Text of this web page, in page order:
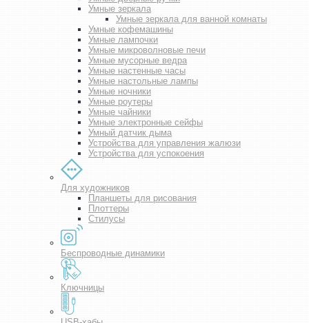
Умные зеркала
Умные зеркала для ванной комнаты
Умные кофемашины
Умные лампочки
Умные микроволновые печи
Умные мусорные ведра
Умные настенные часы
Умные настольные лампы
Умные ночники
Умные роутеры
Умные чайники
Умные электронные сейфы
Умный датчик дыма
Устройства для управления жалюзи
Устройства для успокоения
Для художников
Планшеты для рисования
Плоттеры
Стилусы
Беспроводные динамики
Ключницы